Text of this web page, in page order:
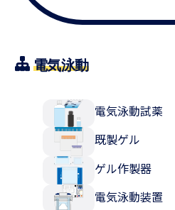
電気泳動
電気泳動試薬
既製ゲル
ゲル作製器
電気泳動装置